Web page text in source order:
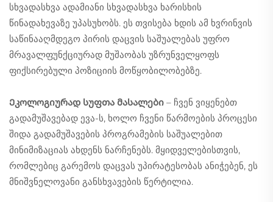
სხვადასხვა ადამიანი სხვადასხვა ხარისხის
წინადახევაზე უპასუხობს. ეს თვისება ხდის ამ ხვრინვის
საწინააღმდეგო პირის დაცვის საშუალებას უფრო
მრავალფუნქციურად მუშაობას უზრუნველყოფს
ფიქსირებული პოზიციის მოწყობილობებზე.
Ეკოლოგიურად სუფთა მასალები – ჩვენ ვიყენებთ
გადამუშავებად ევა-ს, ხოლო ჩვენი წარმოების პროცესი
შიდა გადამუშავების პროგრამების საშუალებით
მინიმიზაციას ახდენს ნარჩენებს. მყიდველებისთვის,
რომლებიც გარემოს დაცვას უპირატესობას ანიჭებენ, ეს
მნიშვნელოვანი განსხვავების წერტილია.